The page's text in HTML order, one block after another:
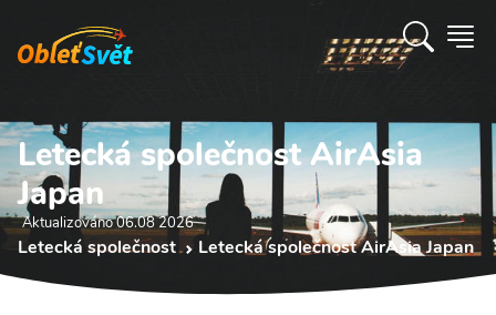
Letecká společnost AirAsia
Japan
Aktualizováno 06.08 2026
Letecká společnost Letecká společnost AirAsia Japan